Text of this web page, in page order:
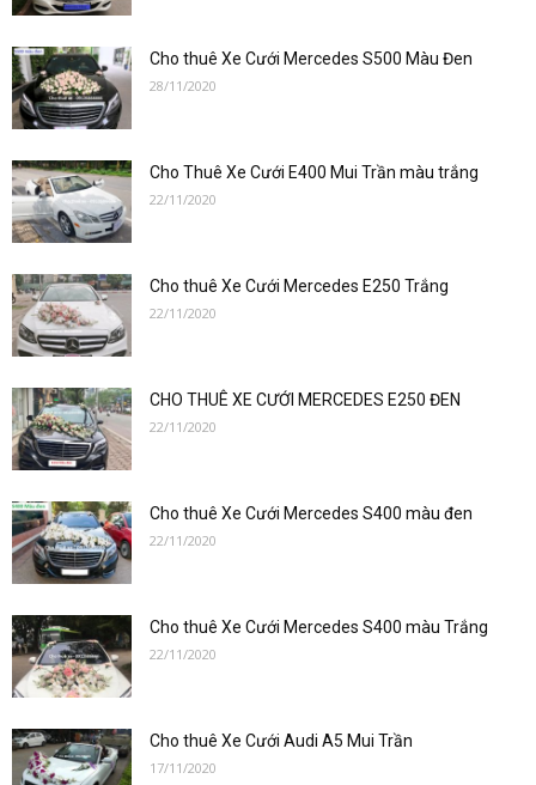
Dat
xe
san
bay|
Cho thuê Xe Cưới Mercedes S500 Màu Đen
28/11/2020
Cho Thuê Xe Cưới E400 Mui Trần màu trắng
22/11/2020
Cho thuê Xe Cưới Mercedes E250 Trắng
22/11/2020
CHO THUÊ XE CƯỚI MERCEDES E250 ĐEN
22/11/2020
Cho thuê Xe Cưới Mercedes S400 màu đen
22/11/2020
Cho thuê Xe Cưới Mercedes S400 màu Trắng
22/11/2020
Cho thuê Xe Cưới Audi A5 Mui Trần
17/11/2020